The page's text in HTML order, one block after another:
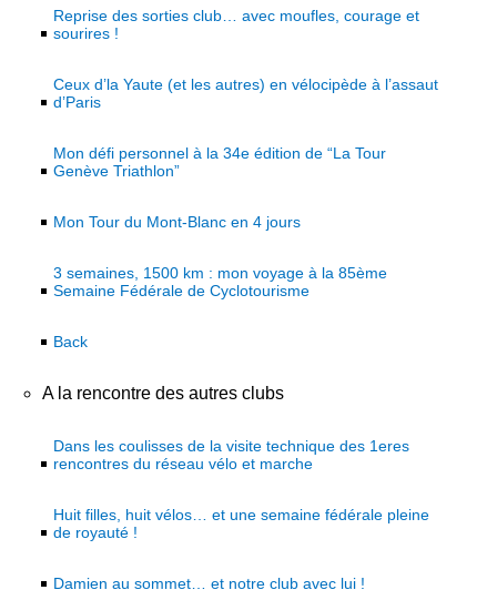
Reprise des sorties club… avec moufles, courage et
sourires !
Ceux d’la Yaute (et les autres) en vélocipède à l’assaut
d’Paris
Mon défi personnel à la 34e édition de “La Tour
Genève Triathlon”
Mon Tour du Mont-Blanc en 4 jours
3 semaines, 1500 km : mon voyage à la 85ème
Semaine Fédérale de Cyclotourisme
Back
A la rencontre des autres clubs
Dans les coulisses de la visite technique des 1eres
rencontres du réseau vélo et marche
Huit filles, huit vélos… et une semaine fédérale pleine
de royauté !
Damien au sommet… et notre club avec lui !